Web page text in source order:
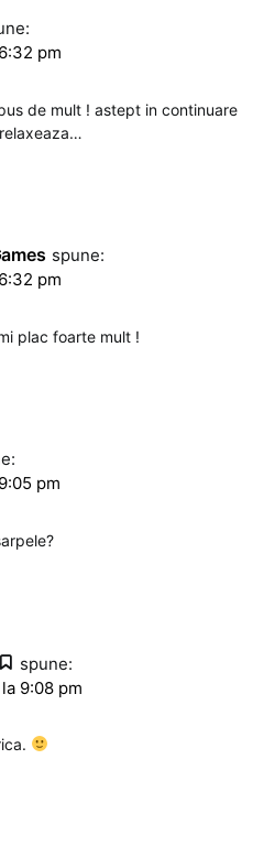
pm
de mult ! astept in continuare
spune:
pm
plac foarte mult !
pm
spune:
9:08 pm